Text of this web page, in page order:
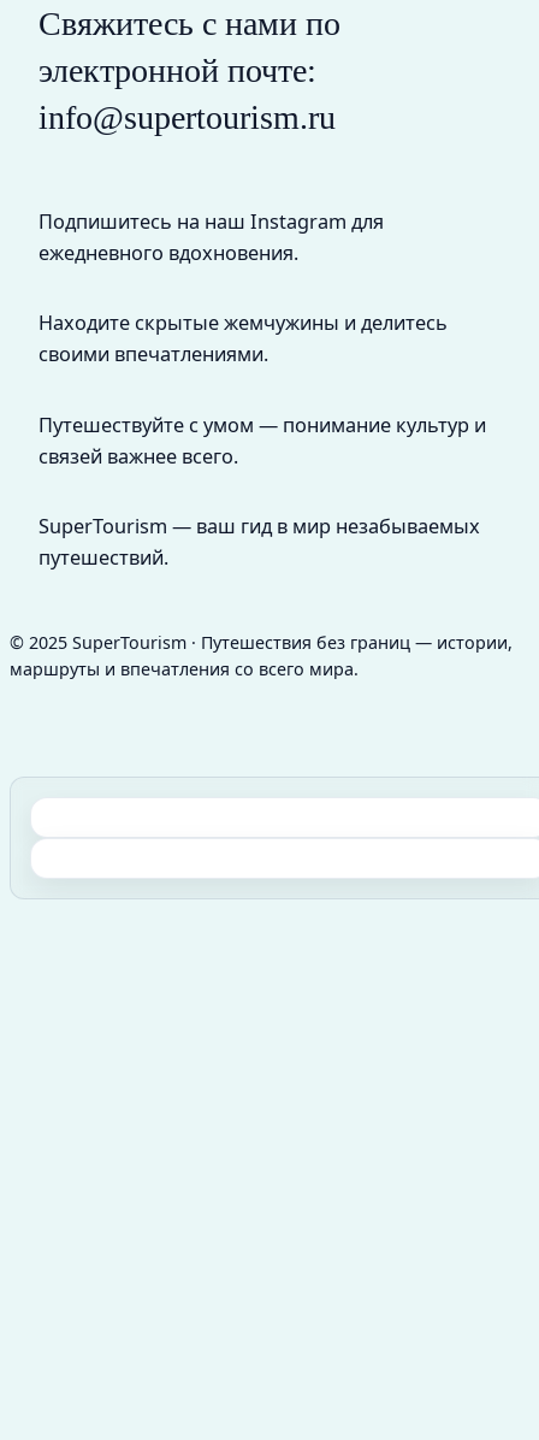
Свяжитесь с нами по
электронной почте:
info@supertourism.ru
Подпишитесь на наш Instagram для
ежедневного вдохновения.
Находите скрытые жемчужины и делитесь
своими впечатлениями.
Путешествуйте с умом — понимание культур и
связей важнее всего.
SuperTourism — ваш гид в мир незабываемых
путешествий.
© 2025 SuperTourism · Путешествия без границ — истории,
маршруты и впечатления со всего мира.